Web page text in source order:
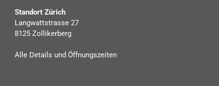
Standort Zürich
Langwattstrasse 27
8125 Zollikerberg
Alle Details und Öffnungszeiten